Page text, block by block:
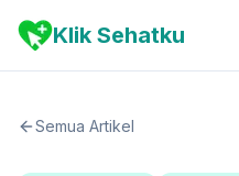
Klik Sehatku
Semua Artikel